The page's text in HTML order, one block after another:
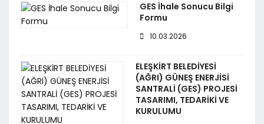
GES İhale Sonucu Bilgi
Formu
10.03.2026
ELEŞKİRT BELEDİYESİ
(AĞRI) GÜNEŞ ENERJİSİ
SANTRALİ (GES) PROJESİ
TASARIMI, TEDARİKİ VE
KURULUMU